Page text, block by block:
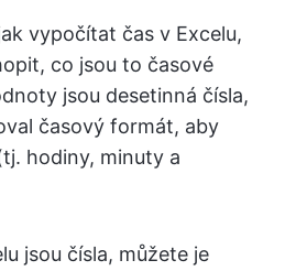
vypočítat čas v Excelu,
co jsou to časové
jsou desetinná čísla,
časový formát, aby
hodiny, minuty a
jsou čísla, můžete je